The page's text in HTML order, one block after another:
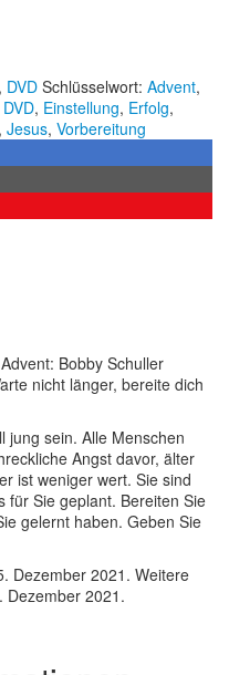
, DVD Schlüsselwort: Advent,
DVD, Einstellung, Erfolg,
, Jesus, Vorbereitung
Bobby Schuller
nicht länger, bereite dich
jung sein. Alle Menschen
Angst davor, älter
ist weniger wert. Sie sind
für Sie geplant. Bereiten Sie
gelernt haben. Geben Sie
Dezember 2021. Weitere
Dezember 2021.